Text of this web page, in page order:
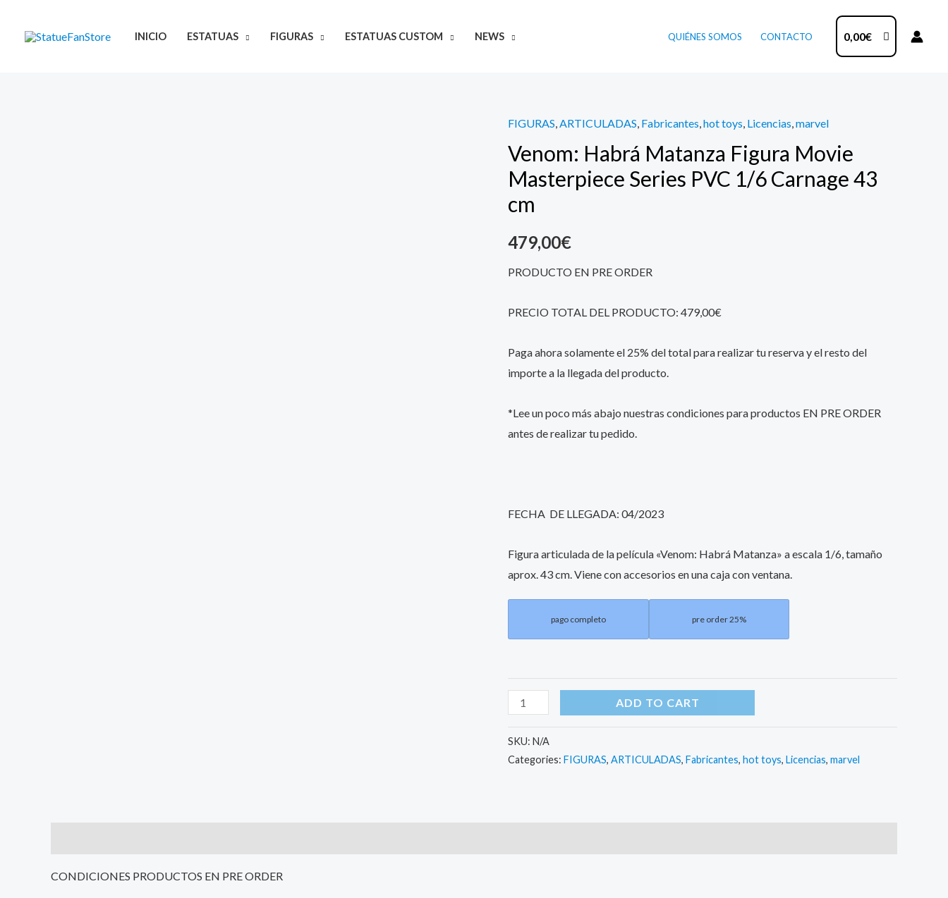
INICIO ESTATUAS FIGURAS ESTATUAS CUSTOM NEWS QUIÉNES SOMOS CONTACTO 0,00€
FIGURAS,ARTICULADAS, Fabricantes,hot toys, Licencias,marvel
Venom: Habrá Matanza Figura Movie
Masterpiece Series PVC 1/6 Carnage 43
cm
479,00€
PRODUCTO EN PRE ORDER
PRECIO TOTAL DEL PRODUCTO: 479,00€
Paga ahora solamente el 25% del total para realizar tu reserva y el resto del
importe a la llegada del producto.
*Lee un poco más abajo nuestras condiciones para productos EN PRE ORDER
antes de realizar tu pedido.
FECHA DE LLEGADA: 04/2023
Figura articulada de la película «Venom: Habrá Matanza» a escala 1/6, tamaño
aprox. 43 cm. Viene con accesorios en una caja con ventana.
pago completo pre order 25%
Venom:
Habrá
Matanza
Figura
Movie
Series
PVC
Carnage
cm
quantity
ADD TO CART
SKU: N/A
Categories: FIGURAS, ARTICULADAS, Fabricantes, hot toys, Licencias, marvel
CONDICIONES PRODUCTOS EN PRE ORDER